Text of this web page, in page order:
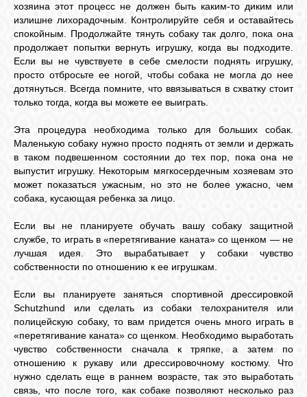
хозяина этот процесс не должен быть каким-то диким или
излишне лихорадочным. Контролируйте себя и оставайтесь
спокойным. Продолжайте тянуть собаку так долго, пока она
продолжает попытки вернуть игрушку, когда вы подходите.
Если вы не чувствуете в себе смелости поднять игрушку,
просто отбросьте ее ногой, чтобы собака не могла до нее
дотянуться. Всегда помните, что ввязываться в схватку стоит
только тогда, когда вы можете ее выиграть.
Эта процедура необходима только для больших собак.
Маленькую собаку нужно просто поднять от земли и держать
в таком подвешенном состоянии до тех пор, пока она не
выпустит игрушку. Некоторым мягкосердечным хозяевам это
может показаться ужасным, но это не более ужасно, чем
собака, кусающая ребенка за лицо.
Если вы не планируете обучать вашу собаку защитной
службе, то играть в «перетягивание каната» со щенком — не
лучшая идея. Это вырабатывает у собаки чувство
собственности по отношению к ее игрушкам.
Если вы планируете заняться спортивной дрессировкой
Schutzhund или сделать из собаки телохранителя или
полицейскую собаку, то вам придется очень много играть в
«перетягивание каната» со щенком. Необходимо выработать
чувство собственности сначала к тряпке, а затем по
отношению к рукаву или дрессировочному костюму. Что
нужно сделать еще в раннем возрасте, так это выработать
связь, что после того, как собаке позволяют несколько раз